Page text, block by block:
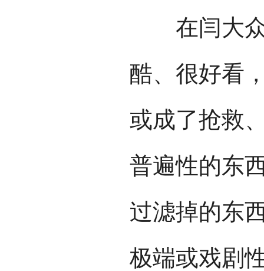
在闫大众
酷、很好看
或成了抢救
普遍性的东
过滤掉的东
极端或戏剧